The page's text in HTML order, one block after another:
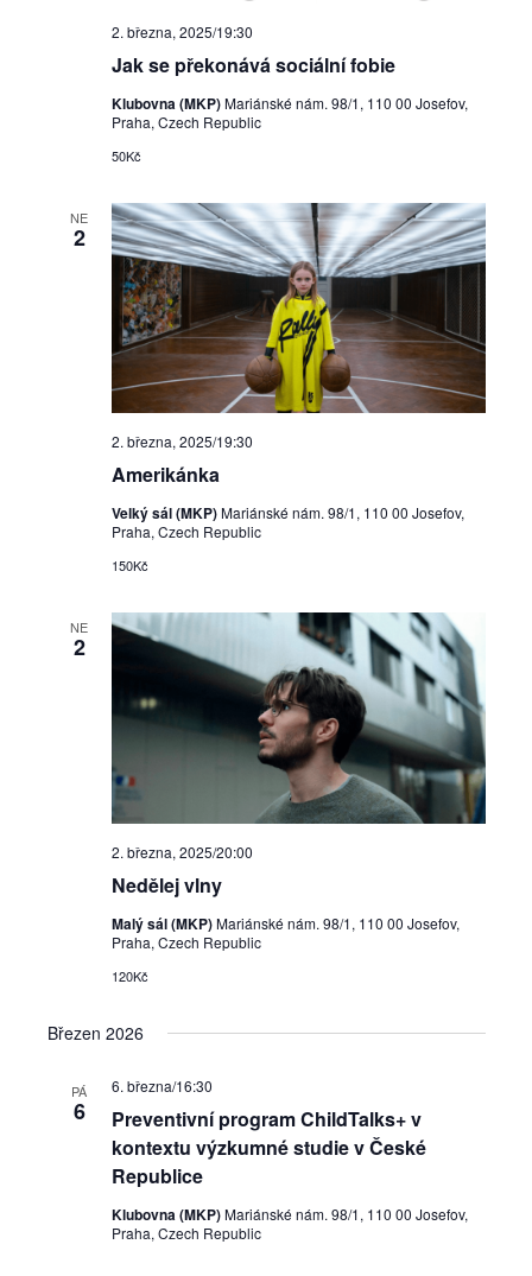
Jak se překonává sociální fobie
2. března, 2025/19:30
Klubovna (MKP)Mariánské nám. 98/1, 110 00 Josefov,
Praha, Czech Republic
50Kč
NE
2
Amerikánka
2. března, 2025/19:30
Velký sál (MKP)Mariánské nám. 98/1, 110 00 Josefov,
Praha, Czech Republic
150Kč
NE
2
Nedělej vlny
2. března, 2025/20:00
Malý sál (MKP)Mariánské nám. 98/1, 110 00 Josefov,
Praha, Czech Republic
120Kč
Březen 2026
PÁ
6
Preventivní program ChildTalks+ v
kontextu výzkumné studie v České
Republice
6. března/16:30
Klubovna (MKP)Mariánské nám. 98/1, 110 00 Josefov,
Praha, Czech Republic